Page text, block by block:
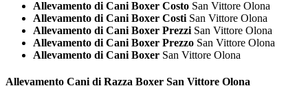
Allevamento di Cani Boxer Costo San Vittore Olona
Allevamento di Cani Boxer Costi San Vittore Olona
Allevamento di Cani Boxer Prezzi San Vittore Olona
Allevamento di Cani Boxer Prezzo San Vittore Olona
Allevamento di Cani Boxer San Vittore Olona
Allevamento Cani di Razza Boxer San Vittore Olona